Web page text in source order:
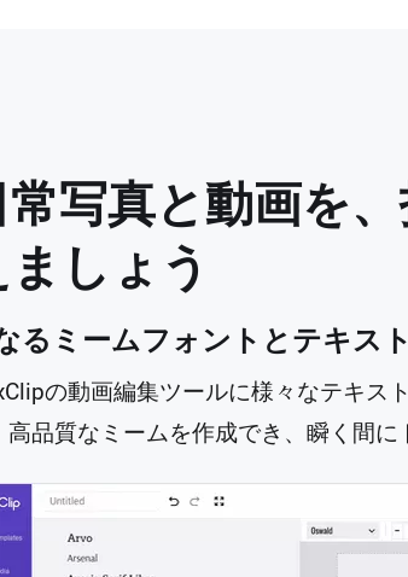
常写真と動画を
ましょう
るミームフォントとテキスト
の動画編集ツールに様々なテキス
高品質なミームを作成でき、瞬く間に